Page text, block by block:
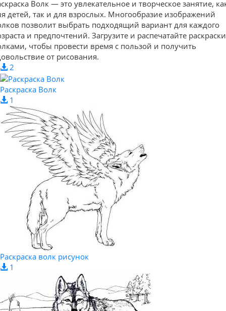
Волк — это увлекательное и творческое занятие,
детей, так и для взрослых. Многообразие изображений
позволит выбрать подходящий вариант для каждого
и предпочтений. Загрузите и распечатайте
чтобы провести время с пользой и получить
от рисования.
2
Раскраска Волк
1
Раскраска волк рисунок
1